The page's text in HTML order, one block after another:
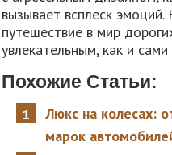
вызывает всплеск
путешествие в мир
увлекательным, как и
Похожие Статьи:
Люкс на колесах:
марок